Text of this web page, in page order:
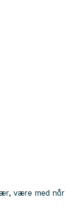
være med når